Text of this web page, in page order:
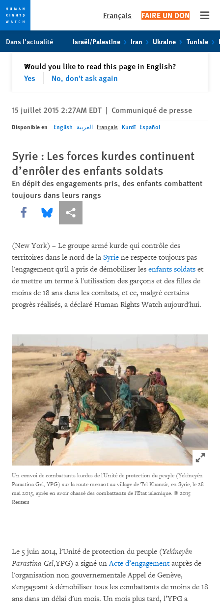
toto
content
Français FAIRE UN DON
Dans l’actualité Israël/Palestine Iran Ukraine Tunisie
Would you like to read this page in English?
Yes
No, don't ask again
✕Fermer
15 juillet 2015 2:27AM EDT | Communiqué de presse
Disponible en English العربية Français Kurdî Español
Syrie : Les forces kurdes continuent
d’enrôler des enfants soldats
En dépit des engagements pris, des enfants combattent
toujours dans leurs rangs
Share this via Facebook
Share this via Bluesky
Share this via Partagez
(New York) – Le groupe armé kurde qui contrôle des
territoires dans le nord de la Syrie ne respecte toujours pas
l'engagement qu'il a pris de démobiliser les enfants soldats et
de mettre un terme à l'utilisation des garçons et des filles de
moins de 18 ans dans les combats, et ce, malgré certains
progrès réalisés, a déclaré Human Rights Watch aujourd'hui.
Click to
Un convoi de combattants kurdes de l'Unité de protection du peuple (Yekîneyên
Parastina Gel, YPG) sur la route menant au village de Tel Khanzir, en Syrie, le 28
mai 2015, après en avoir chassé des combattants de l'Etat islamique. © 2015
Reuters
Le 5 juin 2014, l'Unité de protection du peuple (Yekîneyên
Parastina Gel,YPG) a signé unActe d’engagementauprès de
l'organisation non gouvernementale Appel de Genève,
s'engageant à démobiliser tous les combattants de moins de 18
ans dans un délai d'un mois. Un mois plus tard, l’YPG a